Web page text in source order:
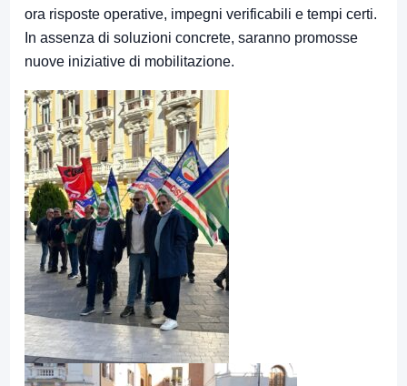
ora risposte operative, impegni verificabili e tempi certi.
In assenza di soluzioni concrete, saranno promosse
nuove iniziative di mobilitazione.